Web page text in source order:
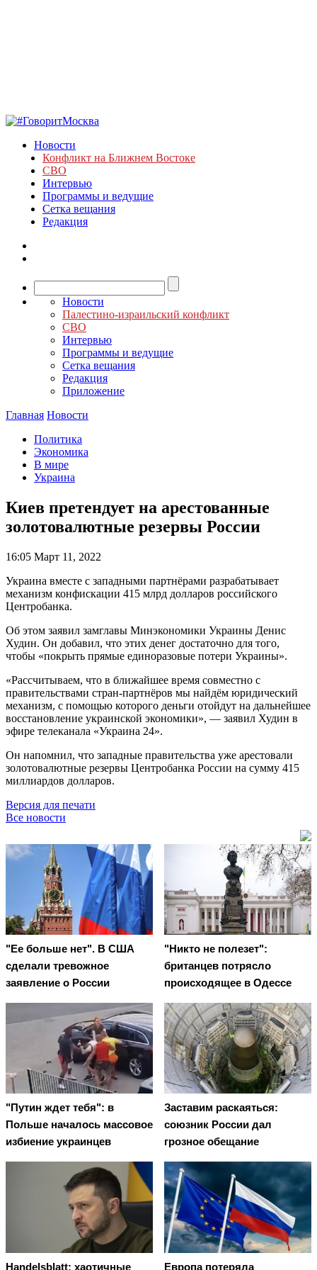
Новости
Конфликт на Ближнем Востоке
СВО
Интервью
Программы и ведущие
Сетка вещания
Редакция
Новости
Палестино-израильский конфликт
СВО
Интервью
Программы и ведущие
Сетка вещания
Редакция
Приложение
Главная Новости
Политика
Экономика
В мире
Украина
Киев претендует на арестованные
золотовалютные резервы России
16:05 Март 11, 2022
Украина вместе с западными партнёрами разрабатывает
механизм конфискации 415 млрд долларов российского
Центробанка.
Об этом заявил замглавы Минэкономики Украины Денис
Худин. Он добавил, что этих денег достаточно для того,
чтобы «покрыть прямые единоразовые потери Украины».
«Рассчитываем, что в ближайшее время совместно с
правительствами стран-партнёров мы найдём юридический
механизм, с помощью которого деньги отойдут на дальнейшее
восстановление украинской экономики», — заявил Худин в
эфире телеканала «Украина 24».
Он напомнил, что западные правительства уже арестовали
золотовалютные резервы Центробанка России на сумму 415
миллиардов долларов.
Версия для печати
Все новости
"Ее больше нет". В США
сделали тревожное
заявление о России
"Никто не полезет":
британцев потрясло
происходящее в Одессе
"Путин ждет тебя": в
Польше началось массовое
избиение украинцев
Заставим раскаяться:
союзник России дал
грозное обещание
Handelsblatt: хаотичные Европа потеряла